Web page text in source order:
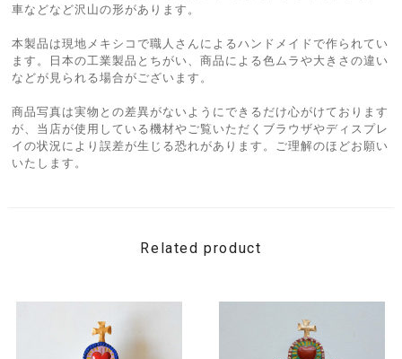
車などなど沢山の形があります。
本製品は現地メキシコで職人さんによるハンドメイドで作られてい
ます。日本の工業製品とちがい、商品による色ムラや大きさの違い
などが見られる場合がございます。
商品写真は実物との差異がないようにできるだけ心がけております
が、当店が使用している機材やご覧いただくブラウザやディスプレ
イの状況により誤差が生じる恐れがあります。ご理解のほどお願い
いたします。
Related product